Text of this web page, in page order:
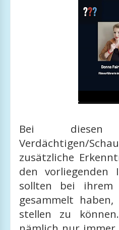
Bei
Verdächtigen/
zusätzliche
den vorliegenden
sollten bei
gesammelt
stellen zu